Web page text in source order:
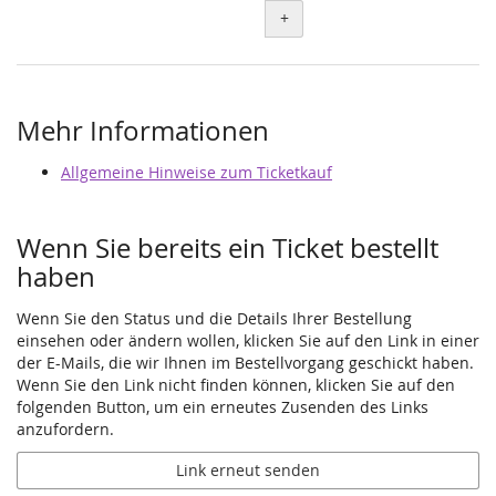
+
Mehr Informationen
Allgemeine Hinweise zum Ticketkauf
Wenn Sie bereits ein Ticket bestellt
haben
Wenn Sie den Status und die Details Ihrer Bestellung
einsehen oder ändern wollen, klicken Sie auf den Link in einer
der E-Mails, die wir Ihnen im Bestellvorgang geschickt haben.
Wenn Sie den Link nicht finden können, klicken Sie auf den
folgenden Button, um ein erneutes Zusenden des Links
anzufordern.
Link erneut senden